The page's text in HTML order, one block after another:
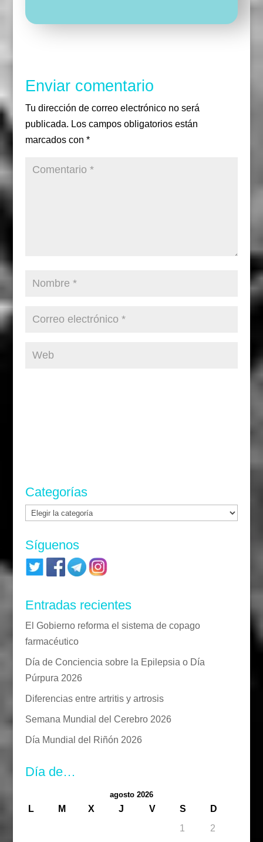
a
Enviar comentario
Tu dirección de correo electrónico no será
publicada. Los campos obligatorios están
marcados con *
Categorías
Categorías
Síguenos
Entradas recientes
El Gobierno reforma el sistema de copago
farmacéutico
Día de Conciencia sobre la Epilepsia o Día
Púrpura 2026
Diferencias entre artritis y artrosis
Semana Mundial del Cerebro 2026
Día Mundial del Riñón 2026
Día de…
agosto 2026
L M X J V S
D
1
2